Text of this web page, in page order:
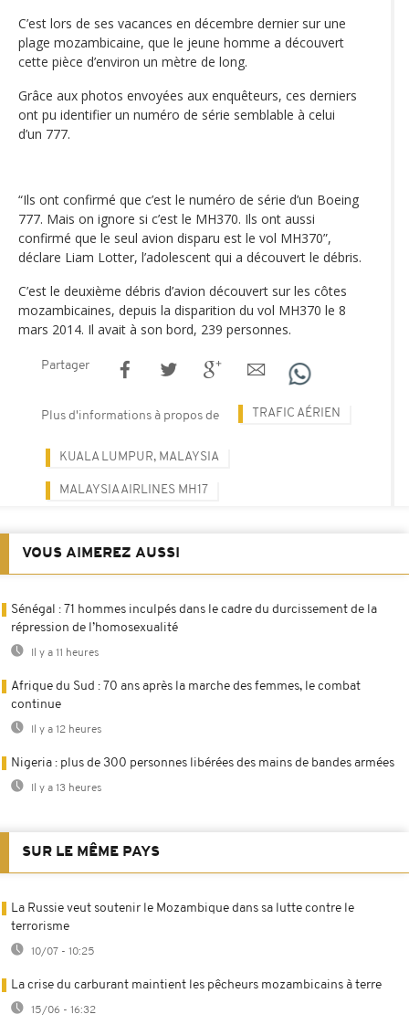
C’est lors de ses vacances en décembre dernier sur une
plage mozambicaine, que le jeune homme a découvert
cette pièce d’environ un mètre de long.
Grâce aux photos envoyées aux enquêteurs, ces derniers
ont pu identifier un numéro de série semblable à celui
d’un 777.
“Ils ont confirmé que c’est le numéro de série d’un Boeing
777. Mais on ignore si c’est le MH370. Ils ont aussi
confirmé que le seul avion disparu est le vol MH370”,
déclare Liam Lotter, l’adolescent qui a découvert le débris.
C’est le deuxième débris d’avion découvert sur les côtes
mozambicaines, depuis la disparition du vol MH370 le 8
mars 2014. Il avait à son bord, 239 personnes.
Partager
Plus d'informations à propos de TRAFIC AÉRIEN
KUALA LUMPUR, MALAYSIA
MALAYSIA AIRLINES MH17
VOUS AIMEREZ AUSSI
Sénégal : 71 hommes inculpés dans le cadre du durcissement de la
répression de l’homosexualité
Il y a 11 heures
Afrique du Sud : 70 ans après la marche des femmes, le combat
continue
Il y a 12 heures
Nigeria : plus de 300 personnes libérées des mains de bandes armées
Il y a 13 heures
SUR LE MÊME PAYS
La Russie veut soutenir le Mozambique dans sa lutte contre le
terrorisme
10/07 - 10:25
La crise du carburant maintient les pêcheurs mozambicains à terre
15/06 - 16:32